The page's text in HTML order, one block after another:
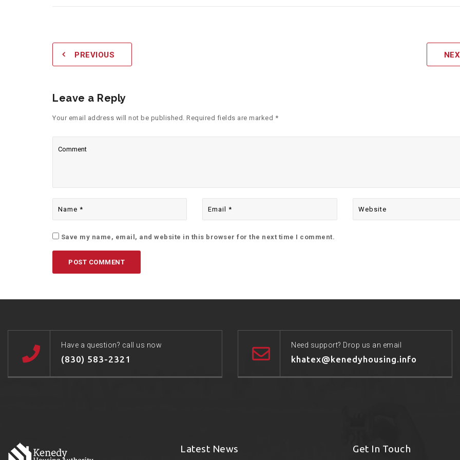
PREVIOUS
Leave a Reply
Your email address will not be published. Required fields are marked *
Save my name, email, and website in this browser for the next time I comment.
Have a question? call us now
(830) 583-2321
Need support? Drop us an email
khatex@kenedyhousing.info
Latest News Get In Touch